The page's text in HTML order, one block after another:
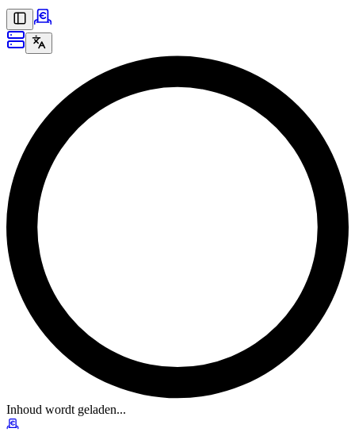
Inhoud wordt geladen...